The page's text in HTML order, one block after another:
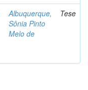
Albuquerque,
Sônia Pinto
Melo de
Tese